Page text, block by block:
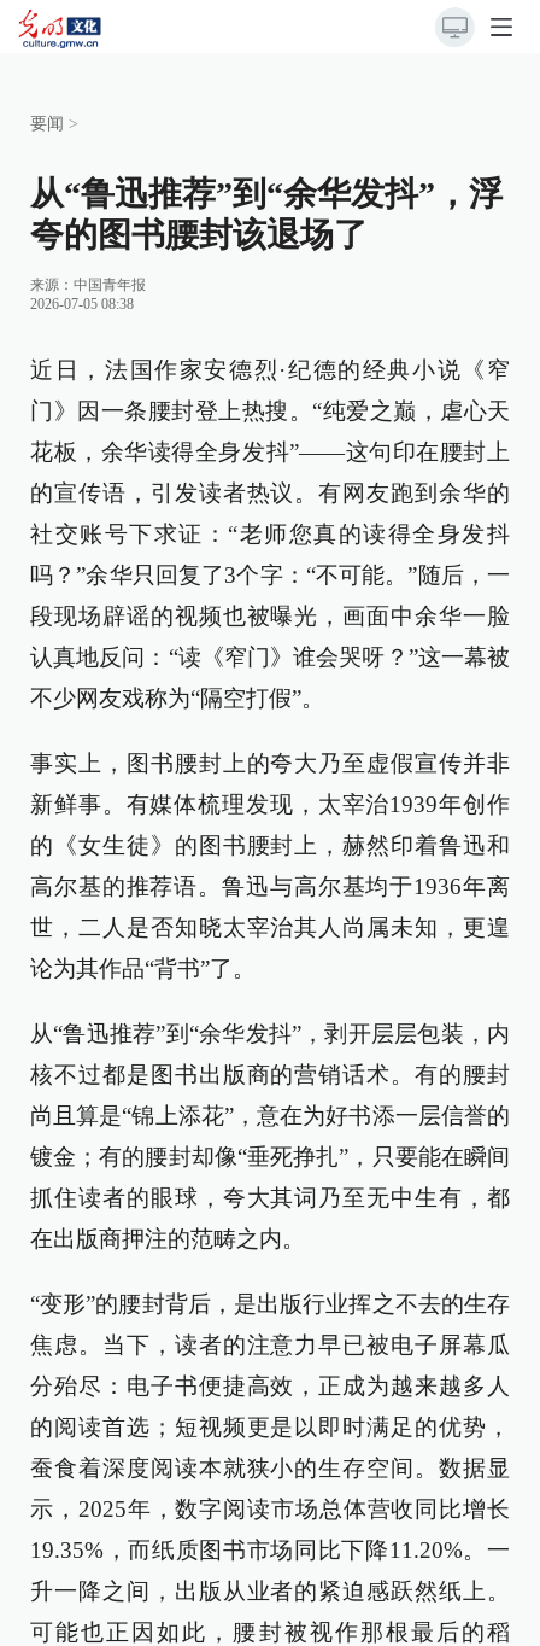
要闻 >
从“鲁迅推荐”到“余华发抖”，浮
夸的图书腰封该退场了
来源： 中国青年报
2026-07-05 08:38
近日，法国作家安德烈·纪德的经典小说《窄
门》因一条腰封登上热搜。“纯爱之巅，虐心天
花板，余华读得全身发抖”——这句印在腰封上
的宣传语，引发读者热议。有网友跑到余华的
社交账号下求证：“老师您真的读得全身发抖
吗？”余华只回复了3个字：“不可能。”随后，一
段现场辟谣的视频也被曝光，画面中余华一脸
认真地反问：“读《窄门》谁会哭呀？”这一幕被
不少网友戏称为“隔空打假”。
事实上，图书腰封上的夸大乃至虚假宣传并非
新鲜事。有媒体梳理发现，太宰治1939年创作
的《女生徒》的图书腰封上，赫然印着鲁迅和
高尔基的推荐语。鲁迅与高尔基均于1936年离
世，二人是否知晓太宰治其人尚属未知，更遑
论为其作品“背书”了。
从“鲁迅推荐”到“余华发抖”，剥开层层包装，内
核不过都是图书出版商的营销话术。有的腰封
尚且算是“锦上添花”，意在为好书添一层信誉的
镀金；有的腰封却像“垂死挣扎”，只要能在瞬间
抓住读者的眼球，夸大其词乃至无中生有，都
在出版商押注的范畴之内。
“变形”的腰封背后，是出版行业挥之不去的生存
焦虑。当下，读者的注意力早已被电子屏幕瓜
分殆尽：电子书便捷高效，正成为越来越多人
的阅读首选；短视频更是以即时满足的优势，
蚕食着深度阅读本就狭小的生存空间。数据显
示，2025年，数字阅读市场总体营收同比增长
19.35%，而纸质图书市场同比下降11.20%。一
升一降之间，出版从业者的紧迫感跃然纸上。
可能也正因如此，腰封被视作那根最后的稻